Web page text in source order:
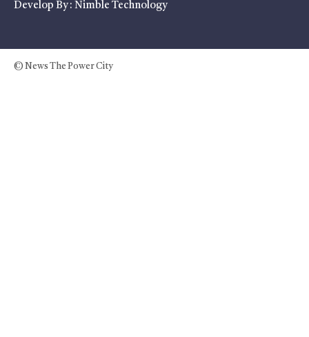
Develop By : Nimble Technology
© News The Power City